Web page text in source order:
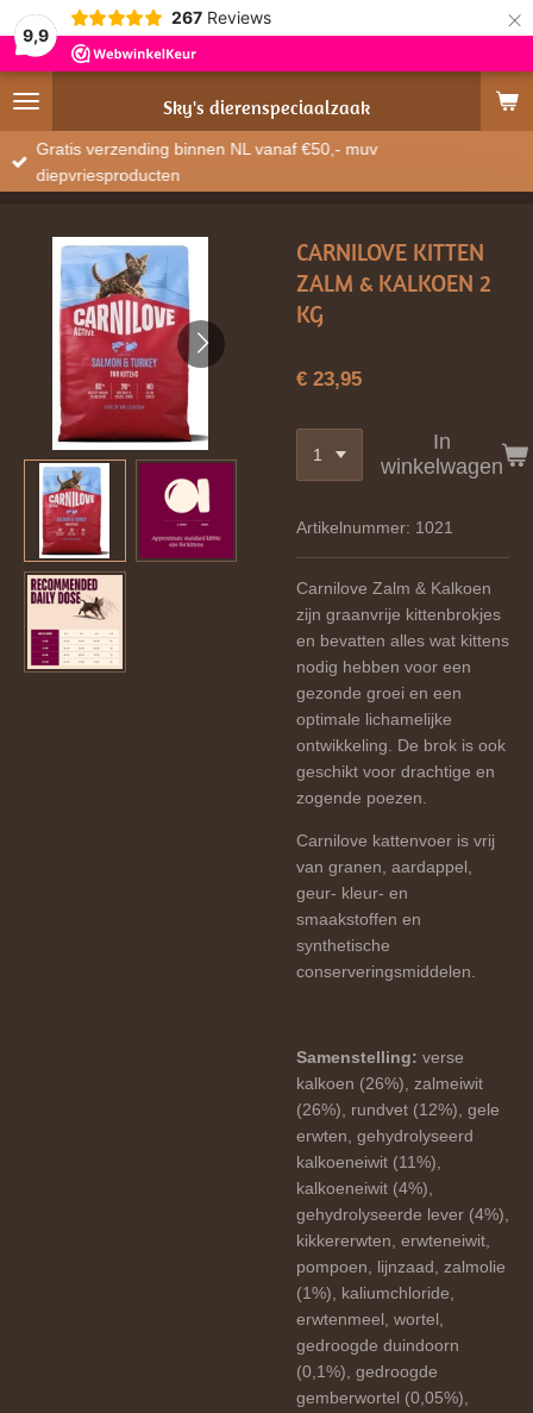
9,9
267 Reviews ×
Sky's dierenspeciaalzaak
Gratis verzending binnen NL vanaf €50,- muv
diepvriesproducten
CARNILOVE KITTEN
ZALM & KALKOEN 2
KG
€ 23,95
In
winkelwagen
Artikelnummer: 1021
Carnilove Zalm & Kalkoen
zijn graanvrije kittenbrokjes
en bevatten alles wat kittens
nodig hebben voor een
gezonde groei en een
optimale lichamelijke
ontwikkeling. De brok is ook
geschikt voor drachtige en
zogende poezen.
Carnilove kattenvoer is vrij
van granen, aardappel,
geur- kleur- en
smaakstoffen en
synthetische
conserveringsmiddelen.
Samenstelling: verse
kalkoen (26%), zalmeiwit
(26%), rundvet (12%), gele
erwten, gehydrolyseerd
kalkoeneiwit (11%),
kalkoeneiwit (4%),
gehydrolyseerde lever (4%),
kikkererwten, erwteneiwit,
pompoen, lijnzaad, zalmolie
(1%), kaliumchloride,
erwtenmeel, wortel,
gedroogde duindoorn
(0,1%), gedroogde
gemberwortel (0,05%),